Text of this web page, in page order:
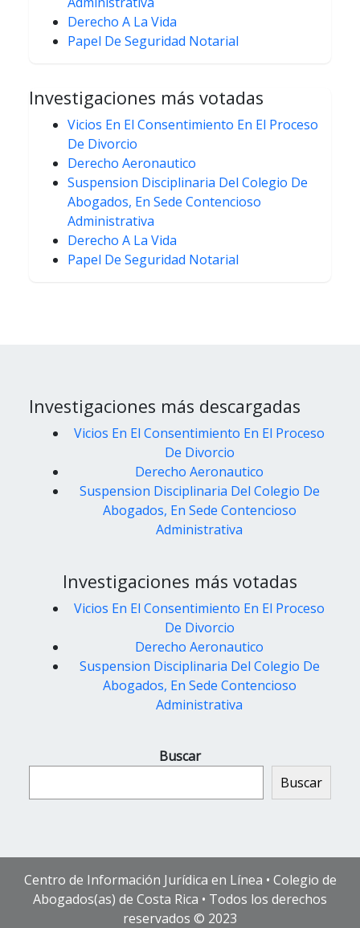
Derecho A La Vida
Papel De Seguridad Notarial
Investigaciones más votadas
Vicios En El Consentimiento En El Proceso
De Divorcio
Derecho Aeronautico
Suspension Disciplinaria Del Colegio De
Abogados, En Sede Contencioso
Administrativa
Derecho A La Vida
Papel De Seguridad Notarial
Investigaciones más descargadas
Vicios En El Consentimiento En El Proceso
De Divorcio
Derecho Aeronautico
Suspension Disciplinaria Del Colegio De
Abogados, En Sede Contencioso
Administrativa
Investigaciones más votadas
Vicios En El Consentimiento En El Proceso
De Divorcio
Derecho Aeronautico
Suspension Disciplinaria Del Colegio De
Abogados, En Sede Contencioso
Administrativa
Buscar
Buscar
Centro de Información Jurídica en Línea • Colegio de
Abogados(as) de Costa Rica • Todos los derechos
reservados © 2023